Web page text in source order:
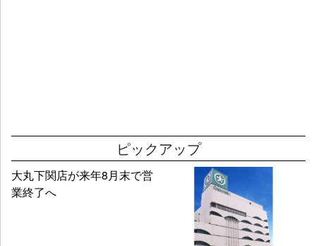
ピックアップ
大丸下関店が来年8月末で営
業終了へ